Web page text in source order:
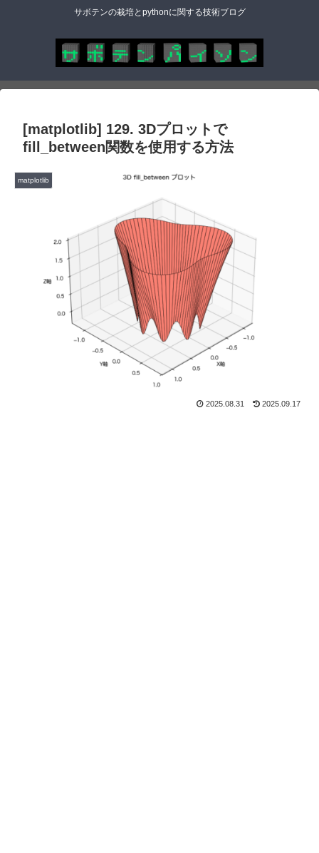
サボテンの栽培とpythonに関する技術ブログ
[matplotlib] 129. 3Dプロットで
fill_between関数を使用する方法
matplotlib
2025.08.31 2025.09.17